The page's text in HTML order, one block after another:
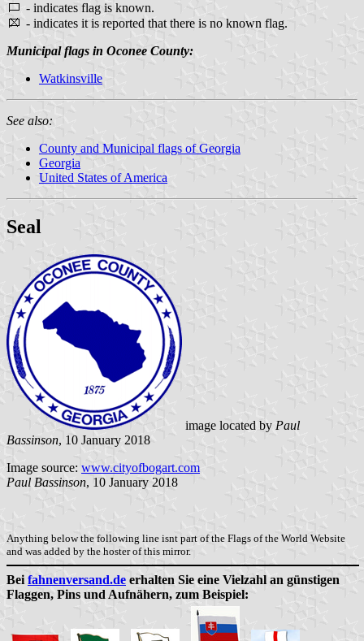
- indicates flag is known.
- indicates it is reported that there is no known flag.
Municipal flags in Oconee County:
Watkinsville
See also:
County and Municipal flags of Georgia
Georgia
United States of America
Seal
image located by Paul
Bassinson, 10 January 2018
Image source: www.cityofbogart.com
Paul Bassinson, 10 January 2018
Anything below the following line isnt part of the Flags of the World Website
and was added by the hoster of this mirror.
Bei fahnenversand.de erhalten Sie eine Vielzahl an günstigen
Flaggen, Pins und Aufnähern, zum Beispiel: